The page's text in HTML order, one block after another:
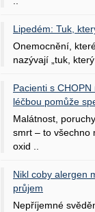
Lipedém: Tuk,
Onemocnění,
nazývají „tuk,
Pacienti s
léčbou pomůže
Malátnost,
smrt – to všechno
oxid ..
Nikl coby alergen
průjem
Nepříjemné